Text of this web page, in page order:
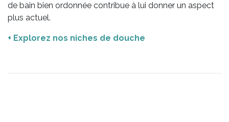
de bain bien ordonnée contribue à lui donner un aspect
plus actuel.
+ Explorez nos niches de douche